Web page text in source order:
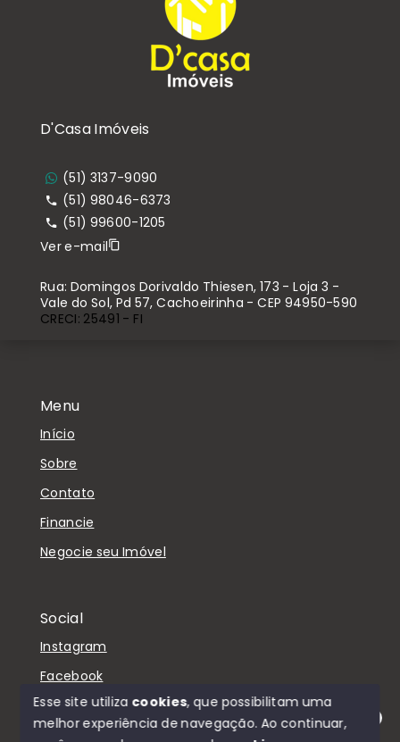
Menu
Início
Sobre
Contato
Financie
Negocie seu Imóvel
Social
Instagram
Facebook
D'Casa Imóveis
(51) 3137-9090
(51) 98046-6373
(51) 99600-1205
Ver e-mail
Rua: Domingos Dorivaldo Thiesen, 173 - Loja 3 -
Vale do Sol, Pd 57, Cachoeirinha - CEP 94950-590
CRECI: 25491 - FI
Esse site utiliza cookies, que possibilitam uma
melhor experiência de navegação.Ao continuar,